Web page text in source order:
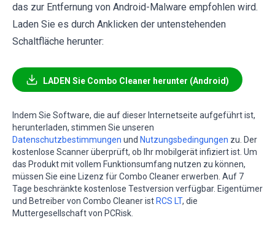
das zur Entfernung von Android-Malware empfohlen wird.
Laden Sie es durch Anklicken der untenstehenden
Schaltfläche herunter:
LADEN Sie Combo Cleaner herunter (Android)
Indem Sie Software, die auf dieser Internetseite aufgeführt ist,
herunterladen, stimmen Sie unseren
Datenschutzbestimmungen und Nutzungsbedingungen zu. Der
kostenlose Scanner überprüft, ob Ihr mobilgerät infiziert ist. Um
das Produkt mit vollem Funktionsumfang nutzen zu können,
müssen Sie eine Lizenz für Combo Cleaner erwerben. Auf 7
Tage beschränkte kostenlose Testversion verfügbar. Eigentümer
und Betreiber von Combo Cleaner ist RCS LT, die
Muttergesellschaft von PCRisk.